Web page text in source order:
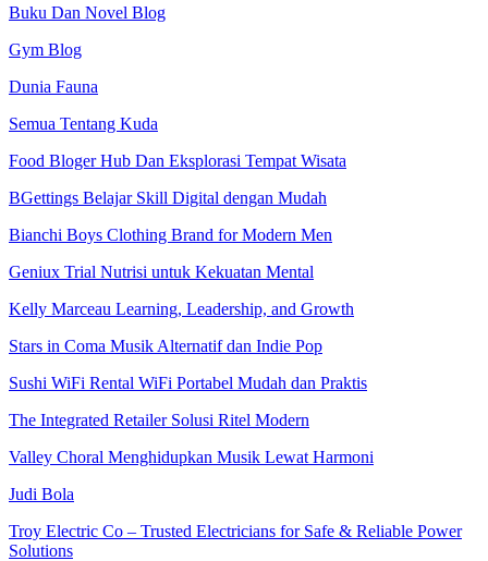
Buku Dan Novel Blog
Gym Blog
Dunia Fauna
Semua Tentang Kuda
Food Bloger Hub Dan Eksplorasi Tempat Wisata
BGettings Belajar Skill Digital dengan Mudah
Bianchi Boys Clothing Brand for Modern Men
Geniux Trial Nutrisi untuk Kekuatan Mental
Kelly Marceau Learning, Leadership, and Growth
Stars in Coma Musik Alternatif dan Indie Pop
Sushi WiFi Rental WiFi Portabel Mudah dan Praktis
The Integrated Retailer Solusi Ritel Modern
Valley Choral Menghidupkan Musik Lewat Harmoni
Judi Bola
Troy Electric Co – Trusted Electricians for Safe & Reliable Power
Solutions